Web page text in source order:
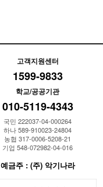
고객지원센터
1599-9833
학교/공공기관
010-5119-4343
국민 222037-04-000264
하나 589-910023-24804
농협 317-0006-5208-21
기업 548-072982-04-016
예금주 : (주) 악기나라